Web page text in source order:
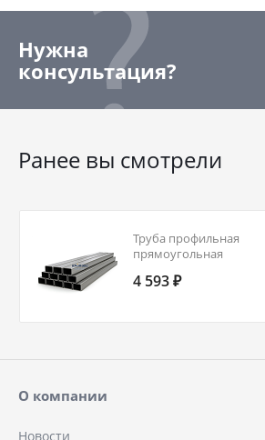
Нужна
консультация?
Ранее вы смотрели
Труба профильная
прямоугольная
Р 54157-2010
4 593 ₽
О компании
Новости